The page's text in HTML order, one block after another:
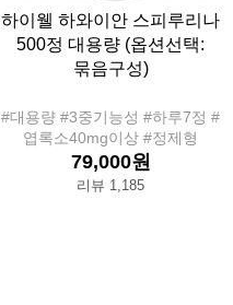
하이웰 하와이안 스피루리나
500정 대용량 (옵션선택:
묶음구성)
#대용량 #3중기능성 #하루7정 #
엽록소40mg이상 #정제형
79,000원
리뷰 1,185